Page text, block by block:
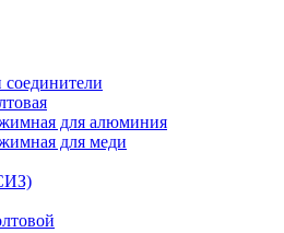
для алюминия
для меди